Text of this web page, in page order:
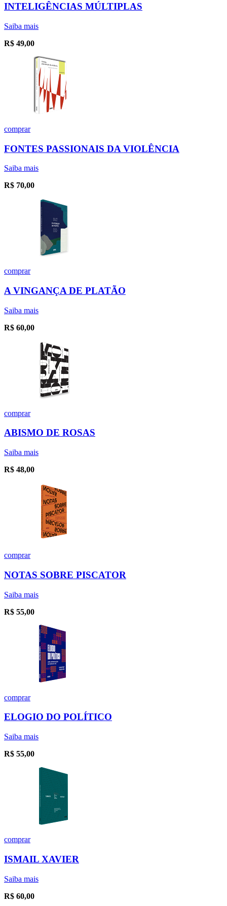
INTELIGÊNCIAS MÚLTIPLAS
Saiba mais
R$ 49,00
comprar
FONTES PASSIONAIS DA VIOLÊNCIA
Saiba mais
R$ 70,00
comprar
A VINGANÇA DE PLATÃO
Saiba mais
R$ 60,00
comprar
ABISMO DE ROSAS
Saiba mais
R$ 48,00
comprar
NOTAS SOBRE PISCATOR
Saiba mais
R$ 55,00
comprar
ELOGIO DO POLÍTICO
Saiba mais
R$ 55,00
comprar
ISMAIL XAVIER
Saiba mais
R$ 60,00